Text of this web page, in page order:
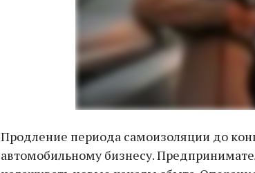
Продление периода самоизоляции до
автомобильному бизнесу.